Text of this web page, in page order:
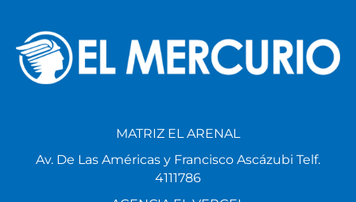
MATRIZ EL ARENAL
Av. De Las Américas y Francisco Ascázubi Telf.
4111786